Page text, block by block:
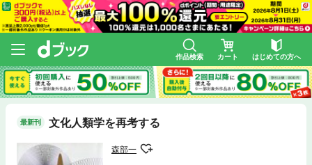
作品検索 カート はじめての方へ
最新刊 文化人類学を再考する
森部一